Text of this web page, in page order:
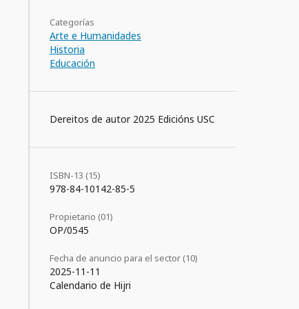
Categorías
Arte e Humanidades
Historia
Educación
Dereitos de autor 2025 Edicións USC
ISBN-13 (15)
978-84-10142-85-5
Propietario (01)
OP/0545
Fecha de anuncio para el sector (10)
2025-11-11
Calendario de Hijri